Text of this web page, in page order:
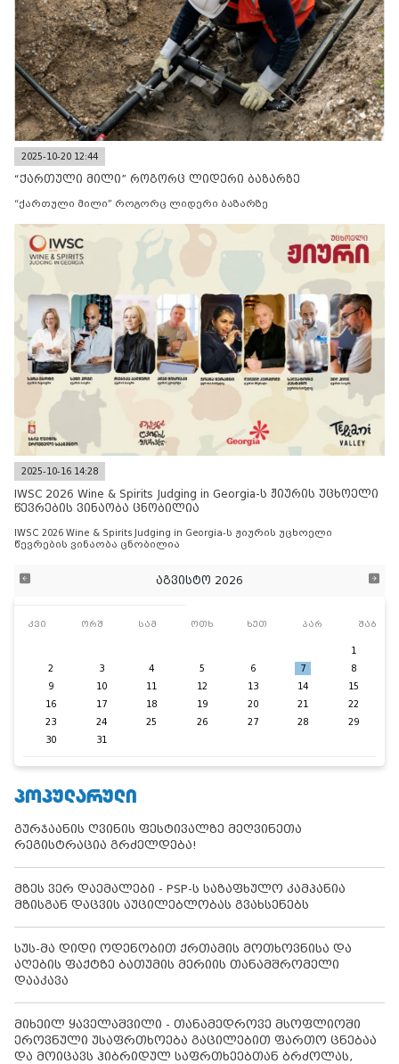
2025-10-20 12:44
“ქართული მილი” როგორც ლიდერი ბაზარზე
“ქართული მილი” როგორც ლიდერი ბაზარზე
2025-10-16 14:28
IWSC 2026 Wine & Spirits Judging in Georgia-ს ჟიურის უცხოელი
წევრების ვინაობა ცნობილია
IWSC 2026 Wine & Spirits Judging in Georgia-ს ჟიურის უცხოელი
წევრების ვინაობა ცნობილია
აგვისტო 2026
კვი ორშ სამ ოთხ ხუთ პარ შაბ
1
2
3 4 5 6 7
8
9
10 11 12 13 14
15
16
17 18 19 20 21
22
23
24 25 26 27 28
29
30
31
ᲞᲝᲞᲣᲚᲐᲠᲣᲚᲘ
გურჯაანის ღვინის ფესტივალზე მეღვინეთა
რეგისტრაცია გრძელდება!
მზეს ვერ დაემალები - PSP-ს საზაფხულო კამპანია
მზისგან დაცვის აუცილებლობას გვახსენებს
სუს-მა დიდი ოდენობით ქრთამის მოთხოვნისა და
აღების ფაქტზე ბათუმის მერიის თანამშრომელი
დააკავა
მიხეილ ყაველაშვილი - თანამედროვე მსოფლიოში
ეროვნული უსაფრთხოება გაცილებით ფართო ცნებაა
და მოიცავს ჰიბრიდულ საფრთხეებთან ბრძოლას,